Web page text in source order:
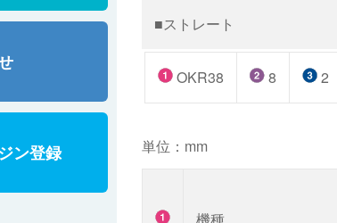
ン登録
■ストレート
OKR38 8 2
単位：mm
機種